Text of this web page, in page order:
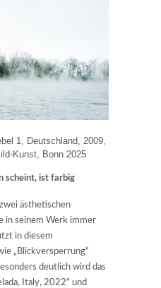
1, Deutschland, 2009,
Kunst, Bonn 2025
scheint, ist farbig
ästhetischen
in seinem Werk immer
in diesem
„Blickversperrung“
deutlich wird das
Italy, 2022“ und